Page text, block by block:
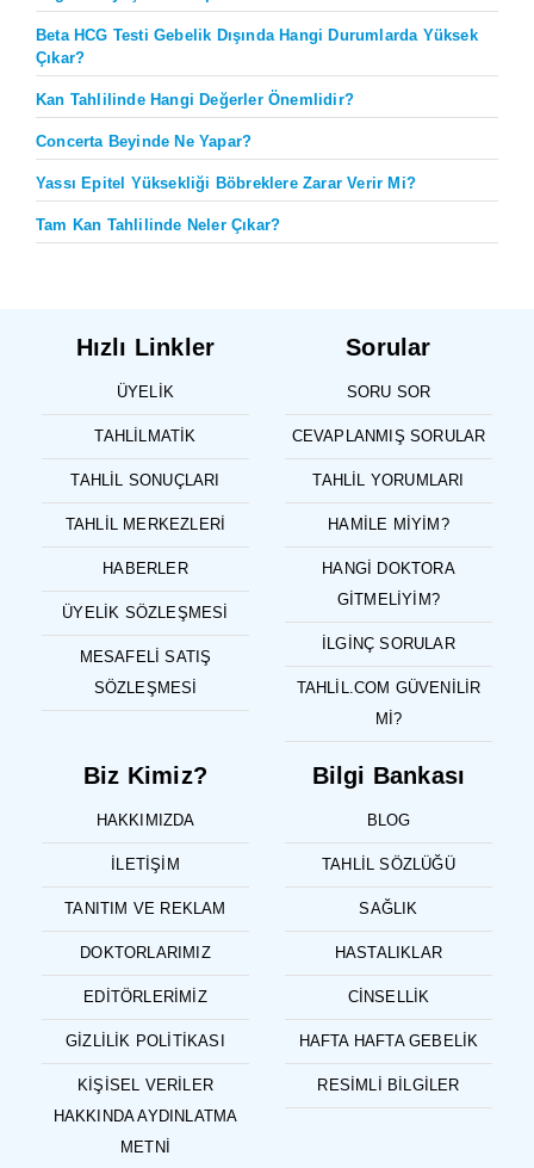
Beta HCG Testi Gebelik Dışında Hangi Durumlarda Yüksek
Çıkar?
Kan Tahlilinde Hangi Değerler Önemlidir?
Concerta Beyinde Ne Yapar?
Yassı Epitel Yüksekliği Böbreklere Zarar Verir Mi?
Tam Kan Tahlilinde Neler Çıkar?
Hızlı Linkler
ÜYELIK
TAHLILMATIK
TAHLIL SONUÇLARI
TAHLIL MERKEZLERI
HABERLER
ÜYELIK SÖZLEŞMESI
MESAFELI SATIŞ
SÖZLEŞMESI
Sorular
SORU SOR
CEVAPLANMIŞ SORULAR
TAHLIL YORUMLARI
HAMILE MIYIM?
HANGI DOKTORA
GITMELIYIM?
İLGINÇ SORULAR
TAHLIL.COM GÜVENILIR
MI?
Biz Kimiz?
HAKKIMIZDA
İLETIŞIM
TANITIM VE REKLAM
DOKTORLARIMIZ
EDITÖRLERIMIZ
GIZLILIK POLITIKASI
KIŞISEL VERILER
HAKKINDA AYDINLATMA
METNI
Bilgi Bankası
BLOG
TAHLIL SÖZLÜĞÜ
SAĞLIK
HASTALIKLAR
CINSELLIK
HAFTA HAFTA GEBELIK
RESIMLI BILGILER